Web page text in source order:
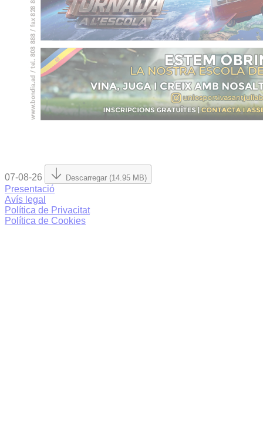
07-08-26 Descarregar (14.95 MB)
Presentació
Avís legal
Política de Privacitat
Política de Cookies